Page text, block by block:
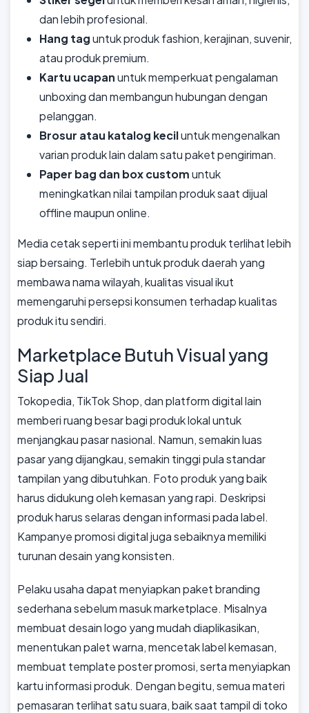
dan lebih profesional.
Hang taguntuk produk fashion, kerajinan, suvenir,
atau produk premium.
Kartu ucapanuntuk memperkuat pengalaman
unboxing dan membangun hubungan dengan
pelanggan.
Brosur atau katalog keciluntuk mengenalkan
varian produk lain dalam satu paket pengiriman.
Paper bag dan box customuntuk
meningkatkan nilai tampilan produk saat dijual
offline maupun online.
Media cetak seperti ini membantu produk terlihat lebih
siap bersaing. Terlebih untuk produk daerah yang
membawa nama wilayah, kualitas visual ikut
memengaruhi persepsi konsumen terhadap kualitas
produk itu sendiri.
Marketplace Butuh Visual yang
Siap Jual
Tokopedia, TikTok Shop, dan platform digital lain
memberi ruang besar bagi produk lokal untuk
menjangkau pasar nasional. Namun, semakin luas
pasar yang dijangkau, semakin tinggi pula standar
tampilan yang dibutuhkan. Foto produk yang baik
harus didukung oleh kemasan yang rapi. Deskripsi
produk harus selaras dengan informasi pada label.
Kampanye promosi digital juga sebaiknya memiliki
turunan desain yang konsisten.
Pelaku usaha dapat menyiapkan paket branding
sederhana sebelum masuk marketplace. Misalnya
membuat desain logo yang mudah diaplikasikan,
menentukan palet warna, mencetak label kemasan,
membuat template poster promosi, serta menyiapkan
kartu informasi produk. Dengan begitu, semua materi
pemasaran terlihat satu suara, baik saat tampil di toko